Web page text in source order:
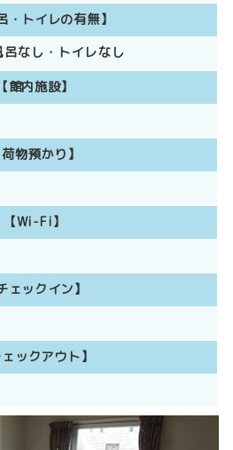
・トイレの有無】
呂なし
トイレなし
【館内施設】
荷物預かり】
【Wi-Fi】
ェックイン】
ェックアウト】